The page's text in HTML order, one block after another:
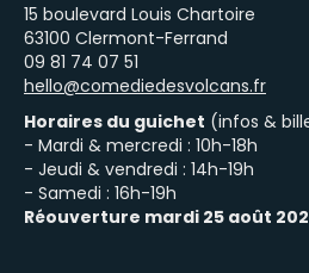
15 boulevard Louis Chartoire
63100 Clermont-Ferrand
‭09 81 74 07 51‬
hello@comediedesvolcans.fr
Horaires du guichet (infos &
- Mardi & mercredi : 10h-18h
- Jeudi & vendredi : 14h-19h
- Samedi : 16h-19h
Réouverture mardi 25 août